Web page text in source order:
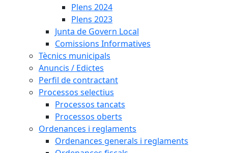
Plens 2024
Plens 2023
Junta de Govern Local
Comissions Informatives
Tècnics municipals
Anuncis / Edictes
Perfil de contractant
Processos selectius
Processos tancats
Processos oberts
Ordenances i reglaments
Ordenances generals i reglaments